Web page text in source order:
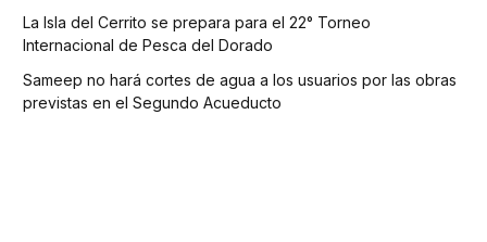
La Isla del Cerrito se prepara para el 22° Torneo
Internacional de Pesca del Dorado
Sameep no hará cortes de agua a los usuarios por las obras
previstas en el Segundo Acueducto